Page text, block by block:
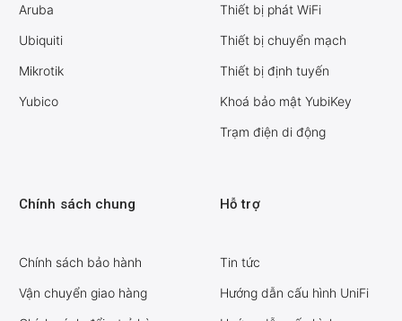
Aruba
Ubiquiti
Mikrotik
Yubico
Thiết bị phát WiFi
Thiết bị chuyển mạch
Thiết bị định tuyến
Khoá bảo mật YubiKey
Trạm điện di động
Chính sách chung
Chính sách bảo hành
Vận chuyển giao hàng
Hỗ trợ
Tin tức
Hướng dẫn cấu hình UniFi